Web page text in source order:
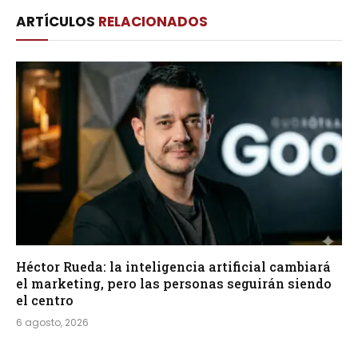
ARTÍCULOS RELACIONADOS
Héctor Rueda: la inteligencia artificial cambiará
el marketing, pero las personas seguirán siendo
el centro
6 agosto, 2026